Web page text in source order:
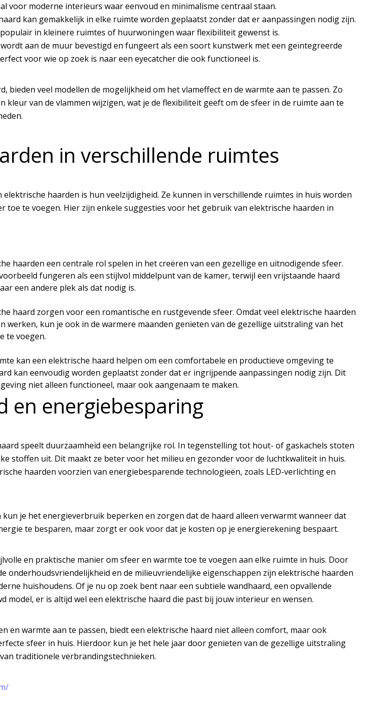
voor moderne interieurs waar eenvoud en minimalisme centraal staan.
kan gemakkelijk in elke ruimte worden geplaatst zonder dat er aanpassingen nodig zijn.
in kleinere ruimtes of huurwoningen waar flexibiliteit gewenst is.
wordt aan de muur bevestigd en fungeert als een soort kunstwerk met een geïntegreerde
voor wie op zoek is naar een eyecatcher die ook functioneel is.
bieden veel modellen de mogelijkheid om het vlameffect en de warmte aan te passen. Zo
kleur van de vlammen wijzigen, wat je de flexibiliteit geeft om de sfeer in de ruimte aan te
in verschillende ruimtes
haarden is hun veelzijdigheid. Ze kunnen in verschillende ruimtes in huis worden
toe te voegen. Hier zijn enkele suggesties voor het gebruik van elektrische haarden in
haarden een centrale rol spelen in het creëren van een gezellige en uitnodigende sfeer.
fungeren als een stijlvol middelpunt van de kamer, terwijl een vrijstaande haard
een andere plek als dat nodig is.
haard zorgen voor een romantische en rustgevende sfeer. Omdat veel elektrische haarden
werken, kun je ook in de warmere maanden genieten van de gezellige uitstraling van het
te voegen.
kan een elektrische haard helpen om een comfortabele en productieve omgeving te
kan eenvoudig worden geplaatst zonder dat er ingrijpende aanpassingen nodig zijn. Dit
niet alleen functioneel, maar ook aangenaam te maken.
en energiebesparing
speelt duurzaamheid een belangrijke rol. In tegenstelling tot hout- of gaskachels stoten
stoffen uit. Dit maakt ze beter voor het milieu en gezonder voor de luchtkwaliteit in huis.
haarden voorzien van energiebesparende technologieën, zoals LED-verlichting en
je het energieverbruik beperken en zorgen dat de haard alleen verwarmt wanneer dat
te besparen, maar zorgt er ook voor dat je kosten op je energierekening bespaart.
en praktische manier om sfeer en warmte toe te voegen aan elke ruimte in huis. Door
onderhoudsvriendelijkheid en de milieuvriendelijke eigenschappen zijn elektrische haarden
huishoudens. Of je nu op zoek bent naar een subtiele wandhaard, een opvallende
model, er is altijd wel een elektrische haard die past bij jouw interieur en wensen.
en warmte aan te passen, biedt een elektrische haard niet alleen comfort, maar ook
sfeer in huis. Hierdoor kun je het hele jaar door genieten van de gezellige uitstraling
traditionele verbrandingstechnieken.